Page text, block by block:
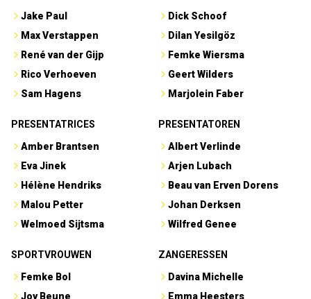
Jake Paul
Max Verstappen
René van der Gijp
Rico Verhoeven
Sam Hagens
Dick Schoof
Dilan Yesilgöz
Femke Wiersma
Geert Wilders
Marjolein Faber
PRESENTATRICES
Amber Brantsen
Eva Jinek
Hélène Hendriks
Malou Petter
Welmoed Sijtsma
PRESENTATOREN
Albert Verlinde
Arjen Lubach
Beau van Erven Dorens
Johan Derksen
Wilfred Genee
SPORTVROUWEN
Femke Bol
Joy Beune
ZANGERESSEN
Davina Michelle
Emma Heesters